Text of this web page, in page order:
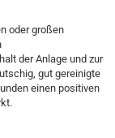
oder großen
der Anlage und zur
gut gereinigte
einen positiven